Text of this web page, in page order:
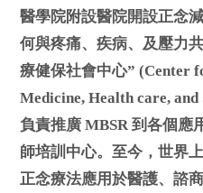
醫學院附設醫院開設正念
何與疼痛、疾病、及壓力
療健保社會中心” (Center
Medicine, Health care,
負責推廣 MBSR 到各個應
師培訓中心。至今，世界
正念療法應用於醫護、諮